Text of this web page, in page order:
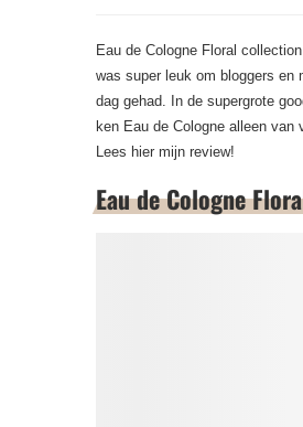
Eau de Cologne Floral
was super leuk om bloggers en
dag gehad. In de supergrote
ken Eau de Cologne alleen
Lees hier mijn review!
Eau de Cologne